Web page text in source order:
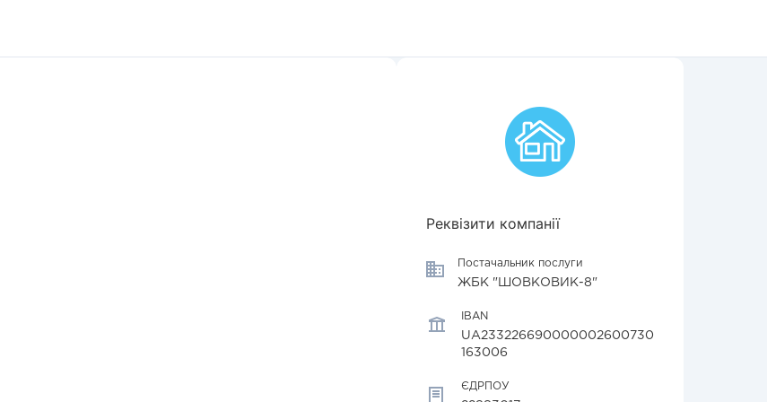
Реквізити компанії
Постачальник послуги
ЖБК "ШОВКОВИК-8"
IBAN
UA233226690000002600730
163006
ЄДРПОУ